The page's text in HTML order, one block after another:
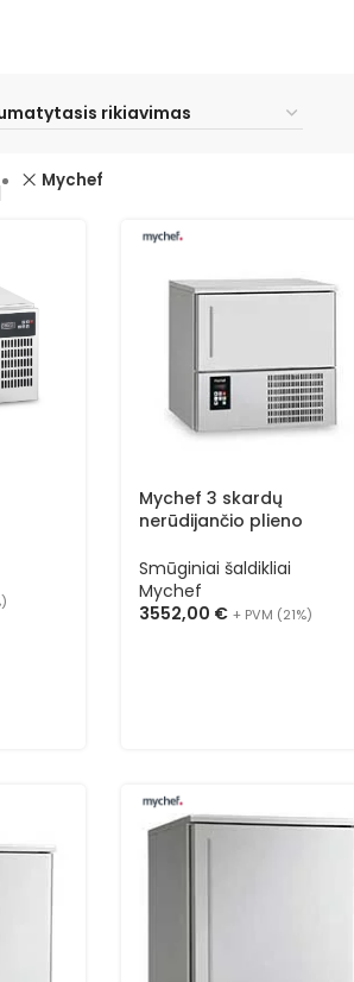
Mychef
Mychef 3 skardų
nerūdijančio plieno
TCHA03TG
Smūginiai šaldikliai
Mychef
3552,00 € + PVM (21%)